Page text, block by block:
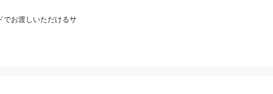
でお渡しいただけるサ